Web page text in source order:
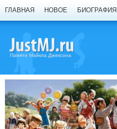
ГЛАВНАЯ НОВОЕ БИОГРАФИЯ
Памяти Майкла Джексона